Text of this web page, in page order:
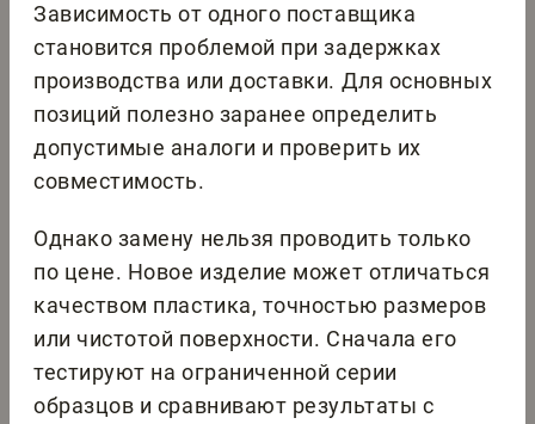
Зависимость от одного поставщика
становится проблемой при задержках
производства или доставки. Для основных
позиций полезно заранее определить
допустимые аналоги и проверить их
совместимость.
Однако замену нельзя проводить только
по цене. Новое изделие может отличаться
качеством пластика, точностью размеров
или чистотой поверхности. Сначала его
тестируют на ограниченной серии
образцов и сравнивают результаты с